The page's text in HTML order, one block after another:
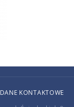
DANE KONTAKTOWE